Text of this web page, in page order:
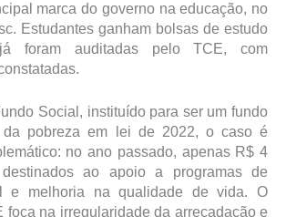
marca do governo na educação, no
Estudantes ganham bolsas de estudo
foram auditadas pelo TCE, com
Social, instituído para ser um fundo
da pobreza em lei de 2022, o caso é
no ano passado, apenas R$ 4
ao apoio a programas de
e melhoria na qualidade de vida. O
foca na irregularidade da arrecadação e